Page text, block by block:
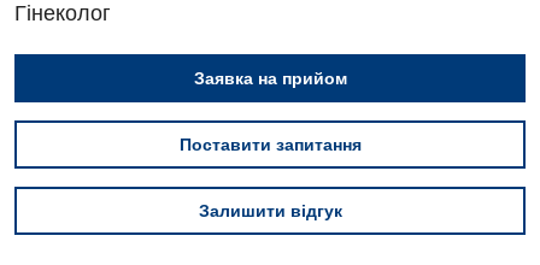
Вакансії
Заходи БПР
Діагностика
Гінеколог
Заявка на прийом
Поставити запитання
Залишити відгук